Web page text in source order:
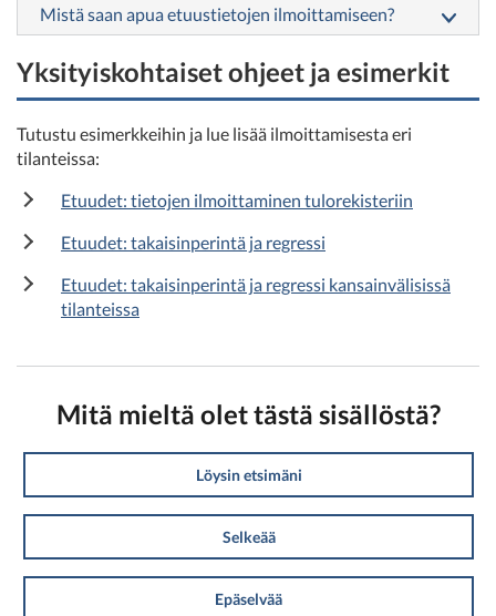
Mistä saan apua etuustietojen ilmoittamiseen?
Yksityiskohtaiset ohjeet ja esimerkit
Tutustu esimerkkeihin ja lue lisää ilmoittamisesta eri
tilanteissa:
Etuudet: tietojen ilmoittaminen tulorekisteriin
Etuudet: takaisinperintä ja regressi
Etuudet: takaisinperintä ja regressi kansainvälisissä
tilanteissa
Mitä mieltä olet tästä sisällöstä?
Löysin etsimäni
Selkeää
Epäselvää